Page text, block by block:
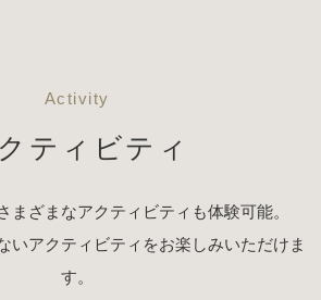
Activity
ティビティ
まざまなアクティビティも体験可能。
いアクティビティをお楽しみいただけま
す。